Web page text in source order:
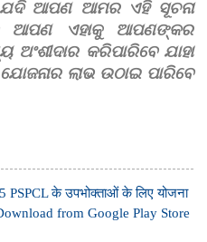
ଆପଣ ଆମର ଏହି ସୂଚନା
ଆପଣ ଏହାକୁ ଆପଣଙ୍କର
କରିପାରିବେ ଯାହା
ଲାଭ ଉଠାଇ ପାରିବେ
के उपभोक्ताओं के लिए योजना
from Google Play Store